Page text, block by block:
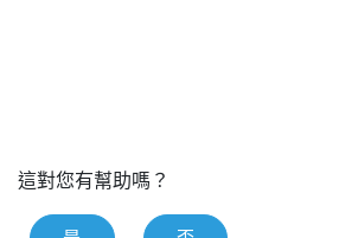
這對您有幫助嗎？